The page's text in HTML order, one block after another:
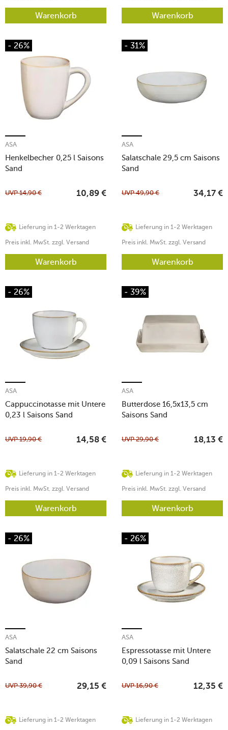
Warenkorb Warenkorb
- 26%
Henkelbecher 0,25 l Saisons
Sand
ASA
Lieferung in 1-2 Werktagen
UVP14,90 € 10,89 €
Preis inkl. MwSt. zzgl. Versand
Warenkorb
- 31%
Salatschale 29,5 cm Saisons
Sand
ASA
Lieferung in 1-2 Werktagen
UVP49,90 € 34,17 €
Preis inkl. MwSt. zzgl. Versand
Warenkorb
- 26%
Cappuccinotasse mit Untere
0,23 l Saisons Sand
ASA
Lieferung in 1-2 Werktagen
UVP19,90 € 14,58 €
Preis inkl. MwSt. zzgl. Versand
Warenkorb
- 39%
Butterdose 16,5x13,5 cm
Saisons Sand
ASA
Lieferung in 1-2 Werktagen
UVP29,90 € 18,13 €
Preis inkl. MwSt. zzgl. Versand
Warenkorb
- 26%
Salatschale 22 cm Saisons
Sand
ASA
Lieferung in 1-2 Werktagen
UVP39,90 € 29,15 €
- 26%
Espressotasse mit Untere
0,09 l Saisons Sand
ASA
Lieferung in 1-2 Werktagen
UVP16,90 € 12,35 €